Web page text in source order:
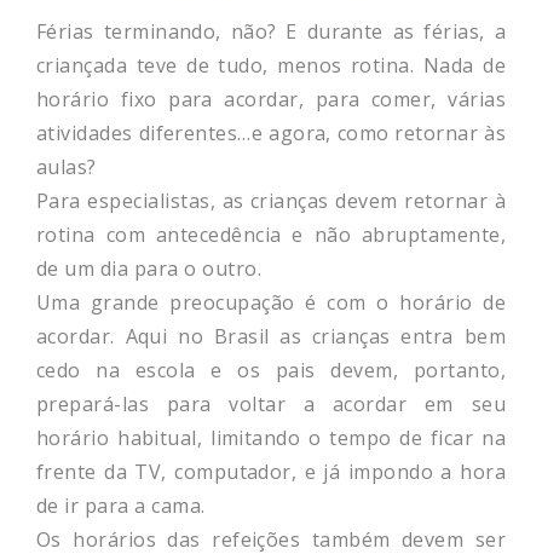
Férias terminando, não? E durante as férias, a
criançada teve de tudo, menos rotina. Nada de
horário fixo para acordar, para comer, várias
atividades diferentes…e agora, como retornar às
aulas?
Para especialistas, as crianças devem retornar à
rotina com antecedência e não abruptamente,
de um dia para o outro.
Uma grande preocupação é com o horário de
acordar. Aqui no Brasil as crianças entra bem
cedo na escola e os pais devem, portanto,
prepará-las para voltar a acordar em seu
horário habitual, limitando o tempo de ficar na
frente da TV, computador, e já impondo a hora
de ir para a cama.
Os horários das refeições também devem ser